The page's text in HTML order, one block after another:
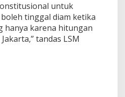
untuk
tinggal diam ketika
hanya karena hitungan
tandas LSM